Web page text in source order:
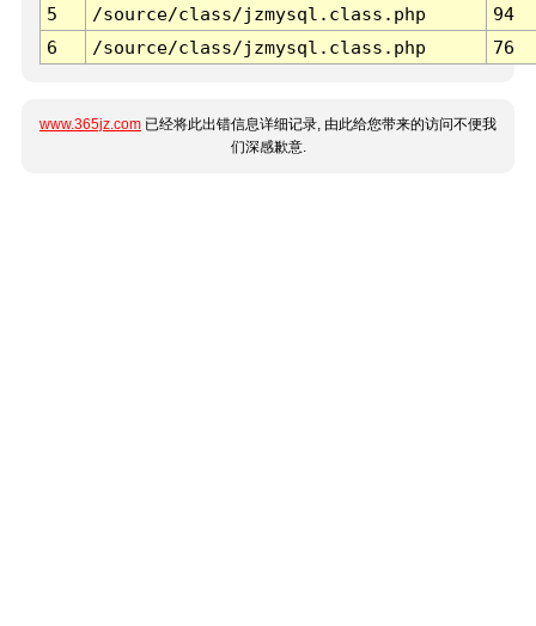
5
/source/class/jzmysql.class.php
94
6
/source/class/jzmysql.class.php 76
www.365jz.com 已经将此出错信息详细记录, 由此给您带来的访问不便我
们深感歉意.